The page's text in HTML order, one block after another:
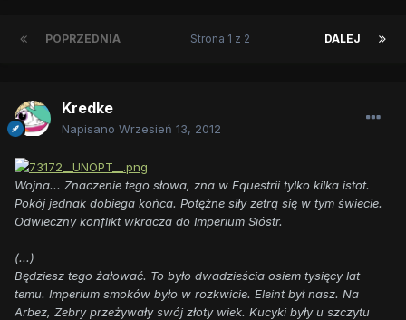
POPRZEDNIA DALEJ
Strona 1 z 2
Kredke
Napisano Wrzesień 13, 2012
Wojna... Znaczenie tego słowa, zna w Equestrii tylko kilka istot.
Pokój jednak dobiega końca. Potężne siły zetrą się w tym świecie.
Odwieczny konflikt wkracza do Imperium Sióstr.
(...)
Będziesz tego żałować. To było dwadzieścia osiem tysięcy lat
temu. Imperium smoków było w rozkwicie. Eleint był nasz. Na
Arbez, Zebry przeżywały swój złoty wiek. Kucyki były u szczytu